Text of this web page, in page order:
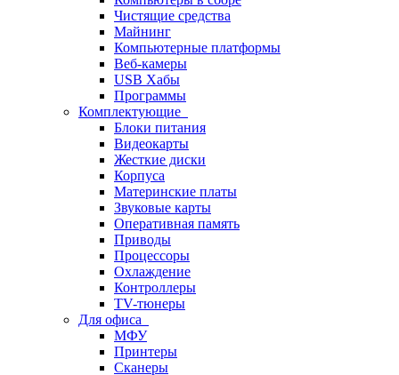
Чистящие средства
Майнинг
Компьютерные платформы
Веб-камеры
USB Хабы
Программы
Комплектующие
Блоки питания
Видеокарты
Жесткие диски
Корпуса
Материнские платы
Звуковые карты
Оперативная память
Приводы
Процессоры
Охлаждение
Контроллеры
TV-тюнеры
Для офиса
МФУ
Принтеры
Сканеры